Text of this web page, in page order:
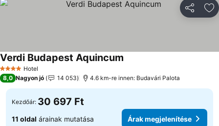
4 KategóriaHotel
Verdi Budapest Aquincum
8,0 Nagyon jó 14 053 4.6 km-re innen: Budavári Palota
Kezdőár: 30 697 Ft
11 oldal árainak mutatása Árak megjelenítése